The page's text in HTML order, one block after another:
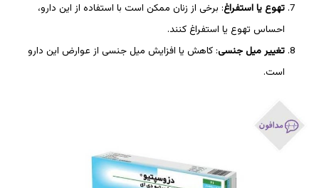
تهوع یا استفراغ: برخی از زنان ممکن است با استفاده از این دارو،
احساس تهوع یا استفراغ کنند.
تغییر میل جنسی: کاهش یا افزایش میل جنسی از عوارض این دارو
است.